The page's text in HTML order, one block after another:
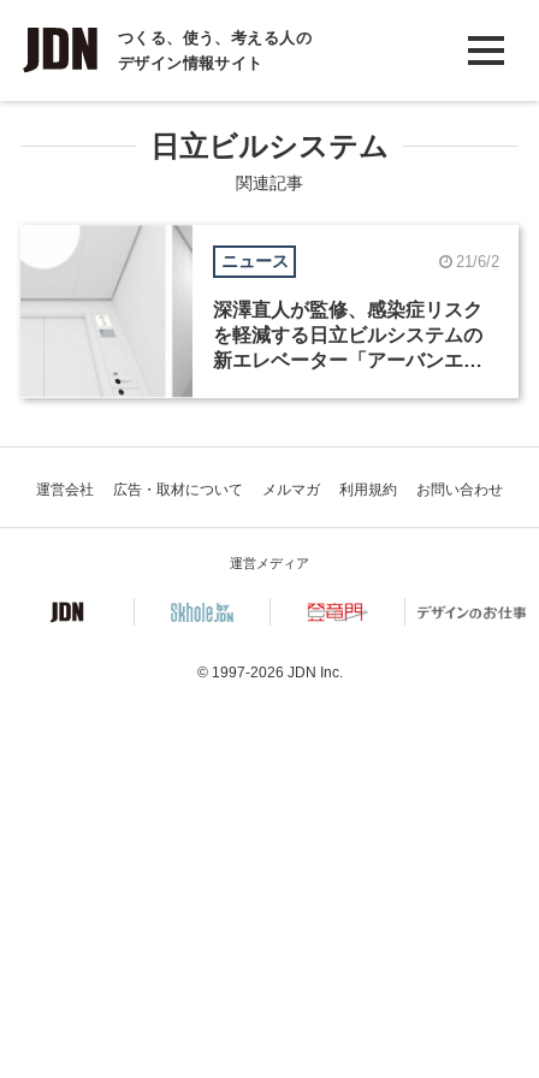
つくる、使う、考える人の
デザイン情報サイト
INTERVIEW
インタビュー
REPORT
COLUMN
コラム
日立ビルシステム
関連記事
ニュース 21/6/2
深澤直人が監修、感染症リスク
を軽減する日立ビルシステムの
新エレベーター「アーバンエー
運営会社 広告・取材について メルマガ 利用規約 お問い合わせ
運営メディア
© 1997-2026 JDN Inc.